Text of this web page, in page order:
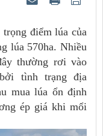
điểm lúa của
lúa 570ha. Nhiều
thường rơi vào
tình trạng địa
mua lúa ổn định
ép giá khi mổi